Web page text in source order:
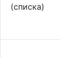
(списка)